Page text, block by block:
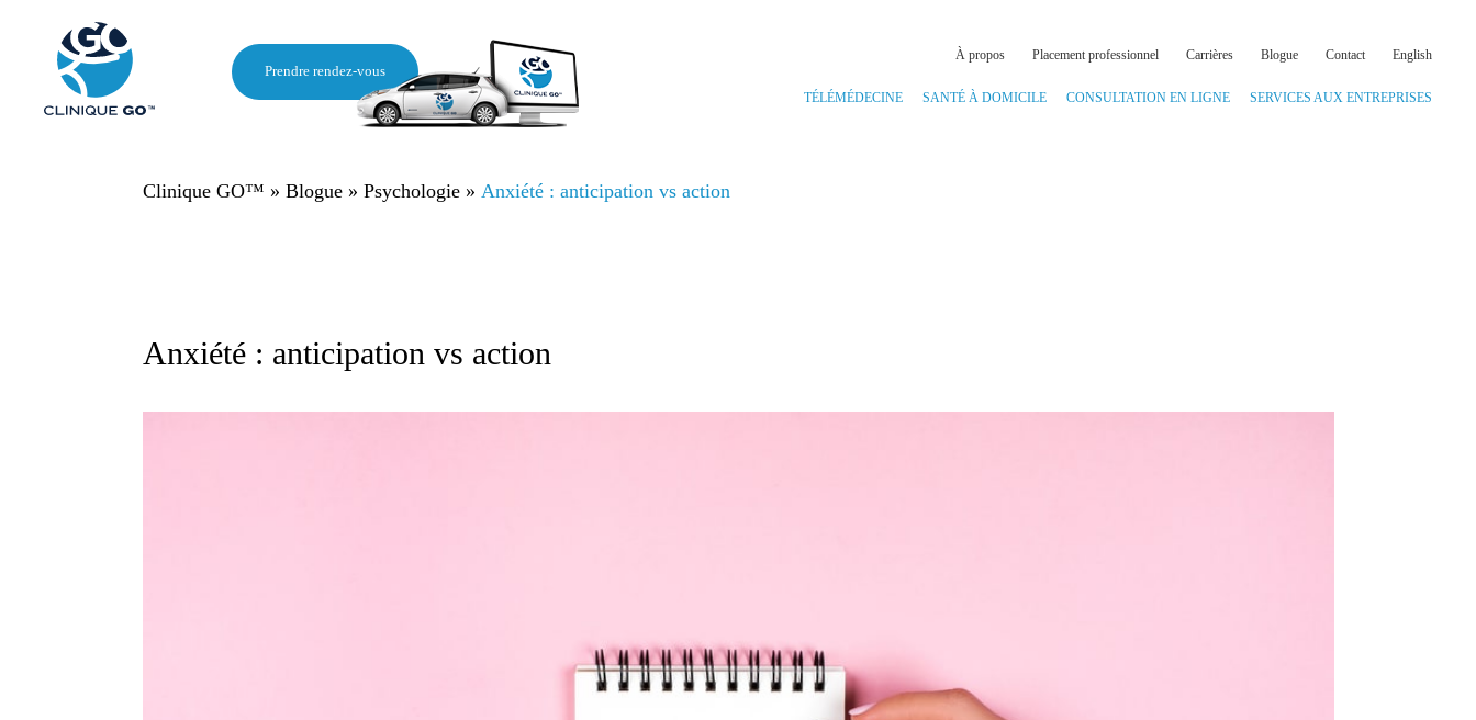
Prendre rendez-vous
À propos Placement professionnel Carrières Blogue Contact English
TÉLÉMÉDECINE SANTÉ À DOMICILE CONSULTATION EN LIGNE SERVICES AUX ENTREPRISES
Clinique GO™ » Blogue» Psychologie» Anxiété : anticipation vs action
Anxiété : anticipation vs action